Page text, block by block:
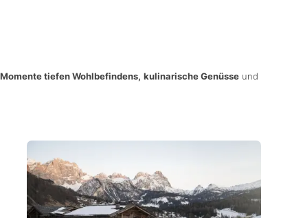
Momente tiefen Wohlbefindens, kulinarische Genüsse und